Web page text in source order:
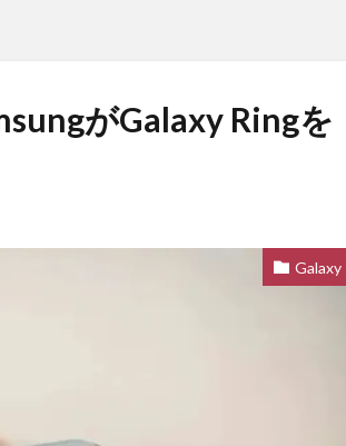
がGalaxy Ringを
Galaxy